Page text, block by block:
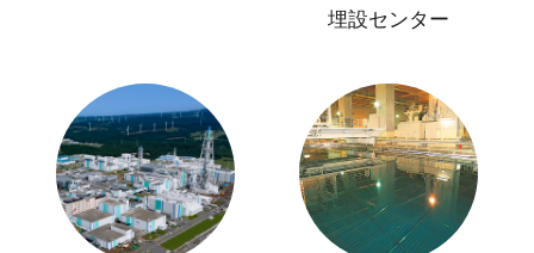
埋設センター